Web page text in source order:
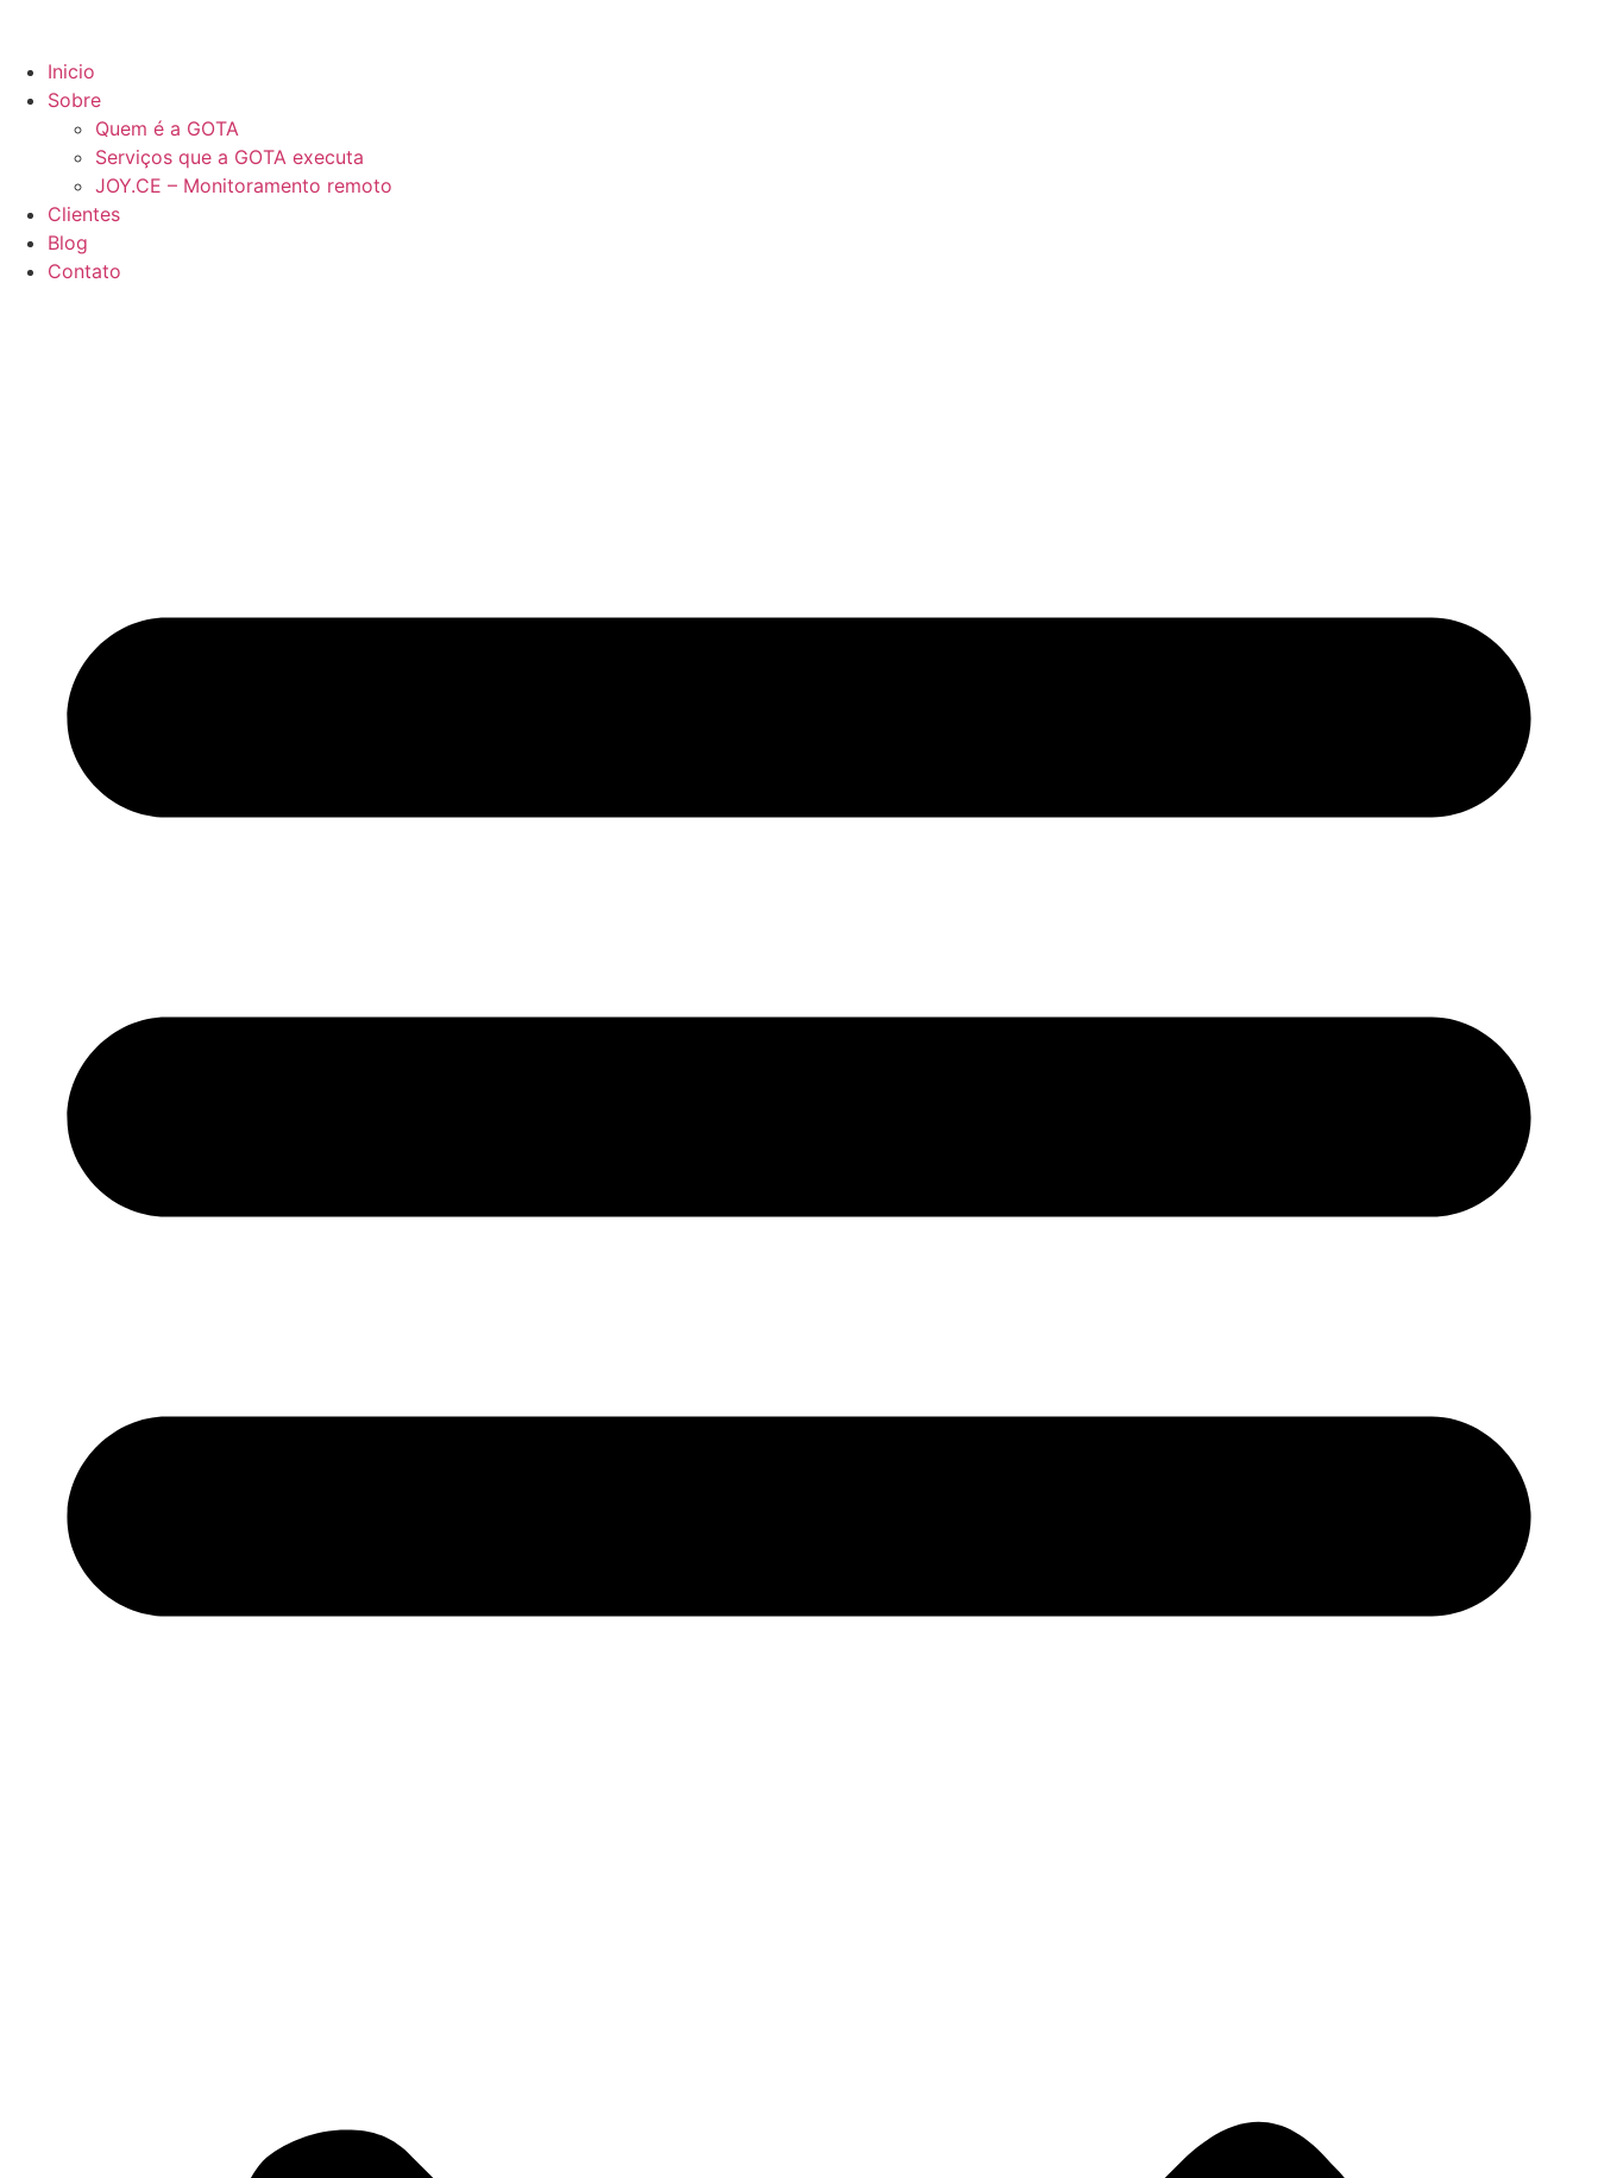
Inicio
Sobre
Quem é a GOTA
Serviços que a GOTA executa
JOY.CE – Monitoramento remoto
Clientes
Blog
Contato